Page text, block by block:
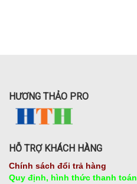
HƯƠNG THẢO PRO
HỖ TRỢ KHÁCH HÀNG
Chính sách đổi trả hàng
Quy định, hình thức thanh toán